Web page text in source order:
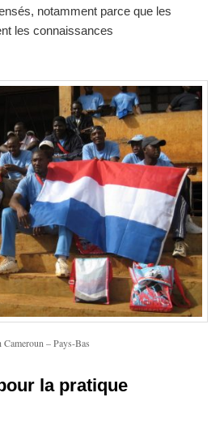
notamment parce que les
les connaissances
– Pays-Bas
la pratique